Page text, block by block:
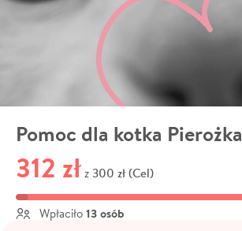
Pomoc dla kotka Pierożka
312 zł z 300 zł (Cel)
Wpłaciło 13 osób